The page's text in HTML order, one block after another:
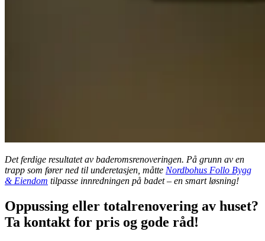
Det ferdige resultatet av baderomsrenoveringen. På grunn av en
trapp som fører ned til underetasjen, måtte Nordbohus Follo Bygg
& Eiendom tilpasse innredningen på badet – en smart løsning!
Oppussing eller totalrenovering av huset?
Ta kontakt for pris og gode råd!